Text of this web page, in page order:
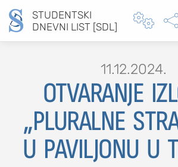
STUDENTSKI
DNEVNI LIST [SDL]
 
MOJ SDL
11.12.2024.
OTVARANJE
„PLURALNE
U PAVILJONU U